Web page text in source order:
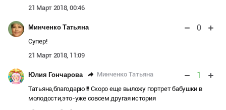
21 Март 2018, 00:46
Минченко Татьяна 0
Супер!
21 Март 2018, 11:09
Юлия Гончарова Минченко Татьяна 1
Татьяна,благодарю!!! Скоро еще выложу портрет бабушки в
молодости,это-уже совсем другая история